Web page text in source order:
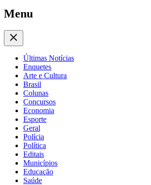
Menu
Últimas Notícias
Enquetes
Arte e Cultura
Brasil
Colunas
Concursos
Economia
Esporte
Geral
Polícia
Política
Editais
Municípios
Educação
Saúde